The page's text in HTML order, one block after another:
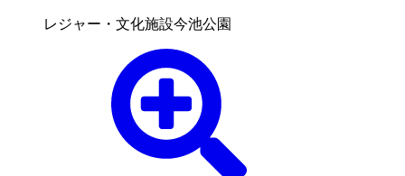
レジャー・文化施設今池公園